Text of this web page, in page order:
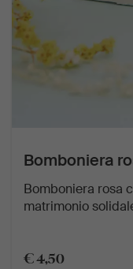
Bomboniera
Bomboniera rosa
matrimonio
€ 4,50